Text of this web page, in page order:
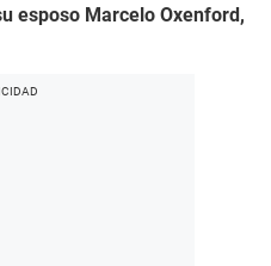
esposo Marcelo Oxenford,